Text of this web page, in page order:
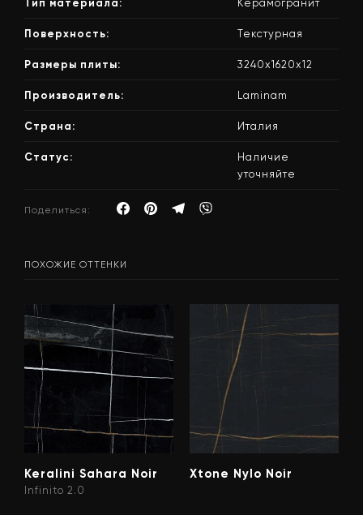
Тип материала: Керамогранит
Поверхность: Текстурная
Размеры плиты: 3240х1620х12
Производитель: Laminam
Страна: Италия
Статус:
Наличие
уточняйте
Поделиться:
ПОХОЖИЕ ОТТЕНКИ
Keralini Sahara Noir
Infinito 2.0
Xtone Nylo Noir